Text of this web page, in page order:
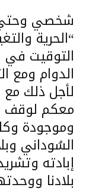
شخصي
“الحرية
التوقيت في
الدوام ومع
لأجل ذلك مع
معكم لوقف
وموجودة
السُوداني
إبادته
بلادنا